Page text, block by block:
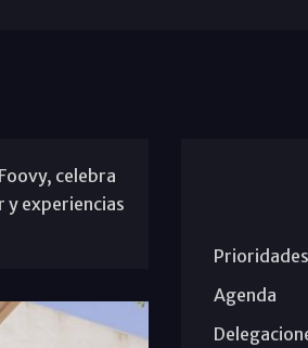
celebra
y experiencias
Agenda